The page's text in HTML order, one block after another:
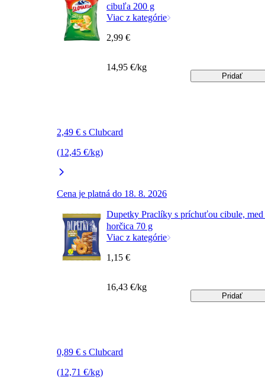
cibuľa 200 g
Viac z kategórie
2,49 € s Clubcard
(12,45 €/kg)
Cena je platná do 18. 8. 2026
2,99 €
14,95 €/kg
Pridať
Dupetky Praclíky s príchuťou cibule, med
horčica 70 g
Viac z kategórie
0,89 € s Clubcard
(12,71 €/kg)
1,15 €
16,43 €/kg
Pridať